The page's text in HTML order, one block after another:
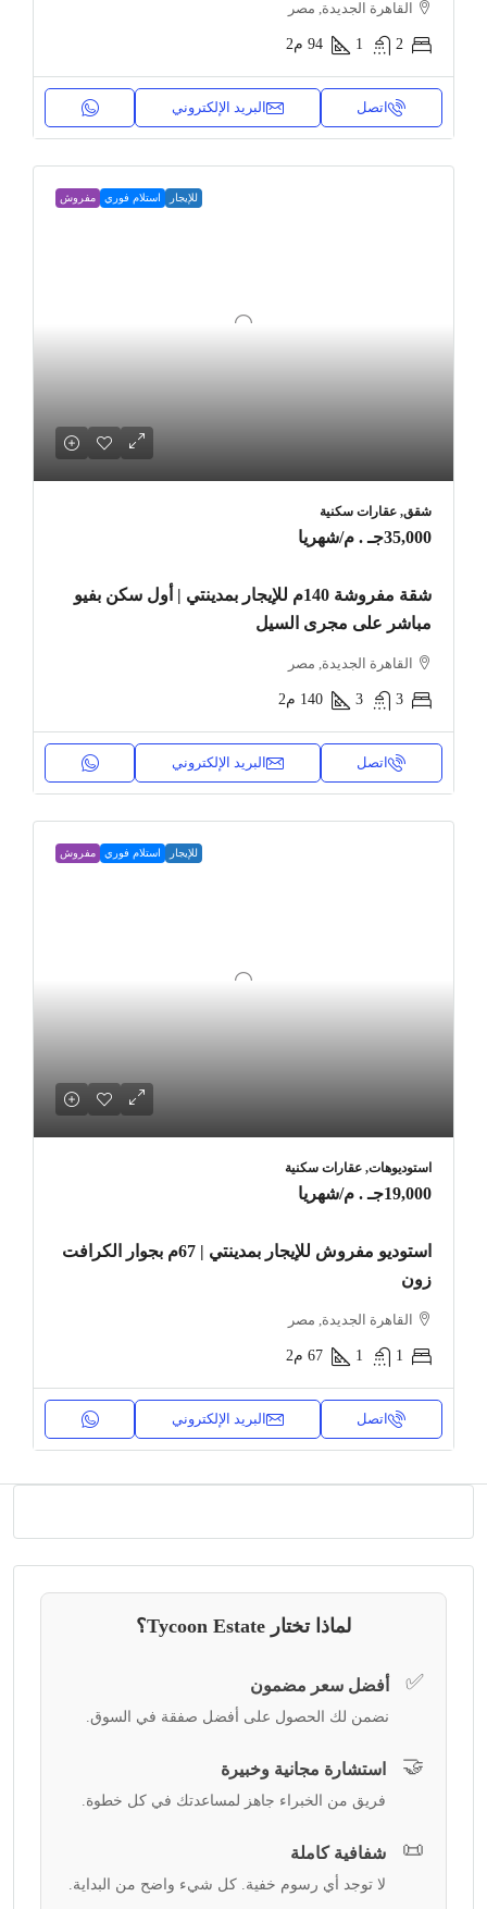
القاهرة الجديدة, مصر
2
1
94 م2
اتصل البريد الإلكتروني
للإيجار استلام فوري مفروش
شقق, عقارات سكنية
35,000جـ . م /شهريا
شقة مفروشة 140م للإيجار بمدينتي | أول سكن بفيو
مباشر على مجرى السيل
القاهرة الجديدة, مصر
3
3
140 م2
اتصل البريد الإلكتروني
للإيجار استلام فوري مفروش
استوديوهات, عقارات سكنية
19,000جـ . م /شهريا
استوديو مفروش للإيجار بمدينتي | 67م بجوار الكرافت
زون
القاهرة الجديدة, مصر
1
1
67 م2
اتصل البريد الإلكتروني
لماذا تختار Tycoon Estate؟
✅ أفضل سعر مضمون
نضمن لك الحصول على أفضل صفقة في السوق.
🤝 استشارة مجانية وخبيرة
فريق من الخبراء جاهز لمساعدتك في كل خطوة.
📜 شفافية كاملة
لا توجد أي رسوم خفية. كل شيء واضح من البداية.